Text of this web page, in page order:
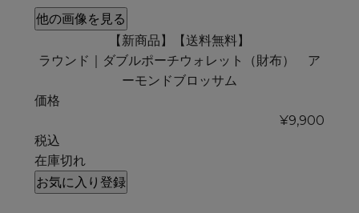
他の画像を見る
【新商品】【送料無料】
ラウンド｜ダブルポーチウォレット（財布） ア
ーモンドブロッサム
価格
¥9,900
税込
在庫切れ
お気に入り登録